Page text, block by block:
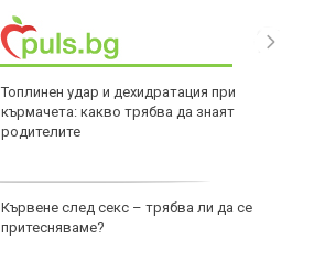
Топлинен удар и дехидратация при
кърмачета: какво трябва да знаят
родителите
Кървене след секс – трябва ли да се
притесняваме?